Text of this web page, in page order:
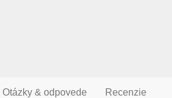
Otázky & odpovede Recenzie